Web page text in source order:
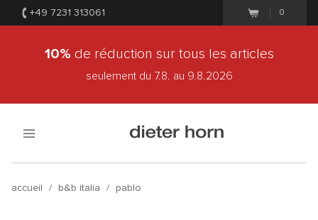
+49 7231 313061 0
10% de réduction sur tous les articles
seulement du 7.8. au 9.8.2026
accueil / b&b italia / pablo